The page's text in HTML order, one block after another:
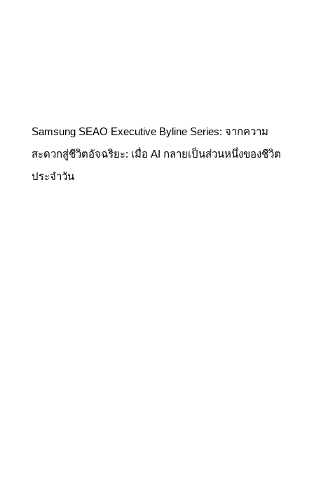
Samsung SEAO Executive Byline Series: จากความ
สะดวกสู่ชีวิตอัจฉริยะ: เมื่อ AI กลายเป็นส่วนหนึ่งของชีวิต
ประจำวัน